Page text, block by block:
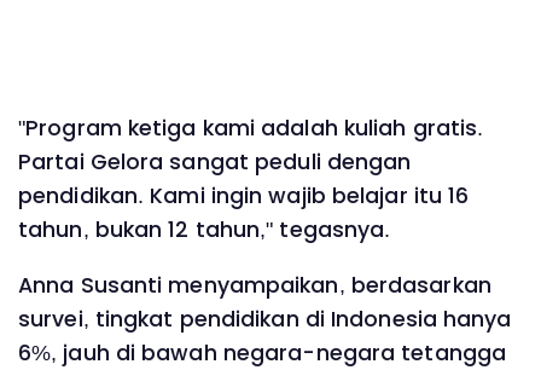
"Program ketiga kami adalah kuliah gratis.
Partai Gelora sangat peduli dengan
pendidikan. Kami ingin wajib belajar itu 16
tahun, bukan 12 tahun," tegasnya.
Anna Susanti menyampaikan, berdasarkan
survei, tingkat pendidikan di Indonesia hanya
6%, jauh di bawah negara-negara tetangga